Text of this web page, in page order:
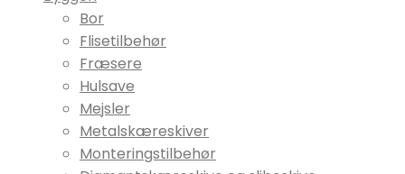
Bor
Flisetilbehør
Fræsere
Hulsave
Mejsler
Metalskæreskiver
Monteringstilbehør